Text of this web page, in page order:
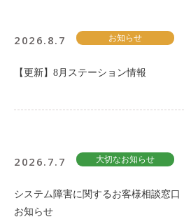
2026.8.7 お知らせ
【更新】8月ステーション情報
2026.7.7 大切なお知らせ
システム障害に関するお客様相談窓
お知らせ